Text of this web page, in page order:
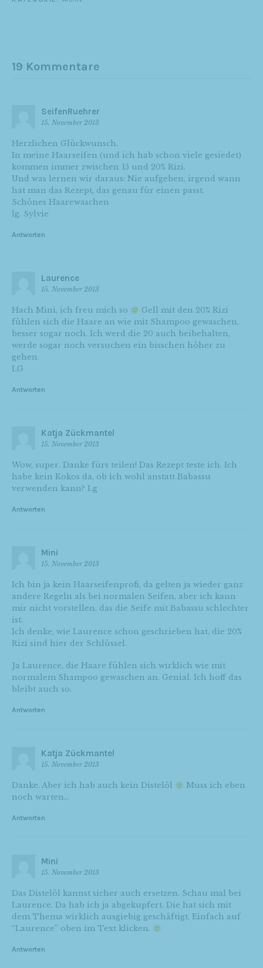
19 Kommentare
SeifenRuehrer
15. November 2013
Herzlichen Glückwunsch.
In meine Haarseifen (und ich hab schon viele gesiedet)
kommen immer zwischen 15 und 20% Rizi.
Und was lernen wir daraus: Nie aufgeben, irgend wann
hat man das Rezept, das genau für einen passt.
Schönes Haarewaschen
lg. Sylvie
Antworten
Laurence
15. November 2013
Hach Mini, ich freu mich so
Gell mit den 20% Rizi
fühlen sich die Haare an wie mit Shampoo gewaschen,
besser sogar noch. Ich werd die 20 auch beibehalten,
werde sogar noch versuchen ein bisschen höher zu
gehen.
LG
Antworten
Katja Zückmantel
15. November 2013
Wow, super. Danke fürs teilen! Das Rezept teste ich. Ich
habe kein Kokos da, ob ich wohl anstatt Babassu
verwenden kann? Lg
Antworten
Mini
15. November 2013
Ich bin ja kein Haarseifenprofi, da gelten ja wieder ganz
andere Regeln als bei normalen Seifen, aber ich kann
mir nicht vorstellen, das die Seife mit Babassu schlechter
ist.
Ich denke, wie Laurence schon geschrieben hat, die 20%
Rizi sind hier der Schlüssel.
Ja Laurence, die Haare fühlen sich wirklich wie mit
normalem Shampoo gewaschen an. Genial. Ich hoff das
bleibt auch so.
Antworten
Katja Zückmantel
15. November 2013
Danke. Aber ich hab auch kein Distelöl
Muss ich eben
noch warten…
Antworten
Mini
15. November 2013
Das Distelöl kannst sicher auch ersetzen. Schau mal bei
Laurence. Da hab ich ja abgekupfert. Die hat sich mit
dem Thema wirklich ausgiebig geschäftigt. Einfach auf
“Laurence” oben im Text klicken.
Antworten